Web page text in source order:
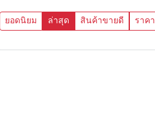
ยอดนิยม ล่าสุด สินค้าขายดี ราคา